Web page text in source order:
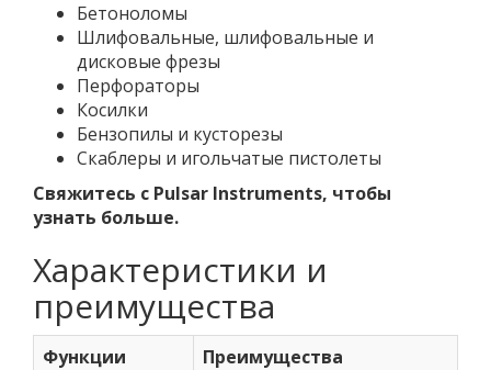
Бетоноломы
Шлифовальные, шлифовальные и
дисковые фрезы
Перфораторы
Косилки
Бензопилы и кусторезы
Скаблеры и игольчатые пистолеты
Свяжитесь с Pulsar Instruments, чтобы
узнать больше.
Характеристики и
преимущества
Функции
Преимущества